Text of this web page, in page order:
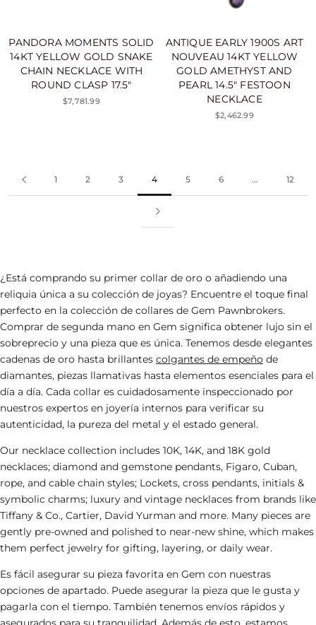
PANDORA MOMENTS SOLID
14KT YELLOW GOLD SNAKE
CHAIN NECKLACE WITH
ROUND CLASP 17.5"
$7,781.99
ANTIQUE EARLY 1900S ART
NOUVEAU 14KT YELLOW
GOLD AMETHYST AND
PEARL 14.5" FESTOON
NECKLACE
$2,462.99
1 2 3 4 5 6 ... 12
¿Está comprando su primer collar de oro o añadiendo una
reliquia única a su colección de joyas? Encuentre el toque final
perfecto en la colección de collares de Gem Pawnbrokers.
Comprar de segunda mano en Gem significa obtener lujo sin el
sobreprecio y una pieza que es única. Tenemos desde elegantes
cadenas de oro hasta brillantes colgantes de empeño de
diamantes, piezas llamativas hasta elementos esenciales para el
día a día. Cada collar es cuidadosamente inspeccionado por
nuestros expertos en joyería internos para verificar su
autenticidad, la pureza del metal y el estado general.
Our necklace collection includes 10K, 14K, and 18K gold
necklaces; diamond and gemstone pendants, Figaro, Cuban,
rope, and cable chain styles; Lockets, cross pendants, initials &
symbolic charms; luxury and vintage necklaces from brands like
Tiffany & Co., Cartier, David Yurman and more. Many pieces are
gently pre-owned and polished to near-new shine, which makes
them perfect jewelry for gifting, layering, or daily wear.
Es fácil asegurar su pieza favorita en Gem con nuestras
opciones de apartado. Puede asegurar la pieza que le gusta y
pagarla con el tiempo. También tenemos envíos rápidos y